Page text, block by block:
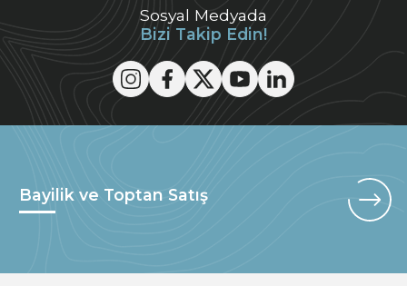
Sosyal Medyada
Bizi Takip Edin!
Bayilik ve Toptan Satış